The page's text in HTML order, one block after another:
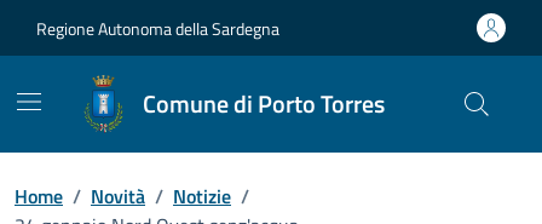
Regione Autonoma della Sardegna
Comune di Porto Torres
Home / Novità / Notizie /